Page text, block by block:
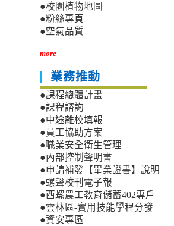
●校園植物地圖
●粉絲專頁
●空氣品質
more
業務推動
●課程總體計畫
●課程諮詢
●中途離校填報
●員工協助方案
●職業安全衛生管理
●內部控制聲明書
●申請補發【畢業證書】說明
●螺聲校刊電子報
●西螺農工教育儲蓄402專戶
●雲林區-實用技能學程分發
●資安專區